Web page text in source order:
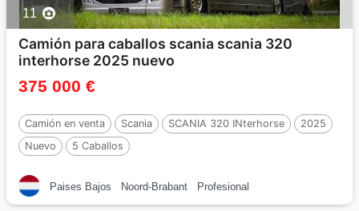
11
Camión para caballos scania scania 320
interhorse 2025 nuevo
375 000 €
Camión en venta Scania SCANIA 320 INterhorse
2025
Nuevo
5 Caballos
Paises Bajos Noord-Brabant Profesional